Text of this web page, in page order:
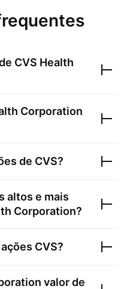
CVS Health
Corporation
de CVS?
altos e mais
Corporation?
CVS?
valor de